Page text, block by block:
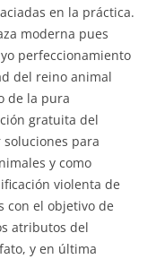
en la práctica.
moderna pues
perfeccionamiento
del reino animal
de la pura
gratuita del
para
y como
violenta de
con el objetivo de
atributos del
y en última